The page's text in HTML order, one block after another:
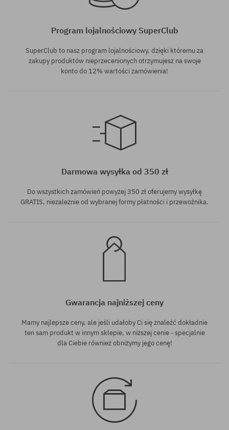
Program lojalnościowy SuperClub
SuperClub to nasz program lojalnościowy, dzięki któremu za
zakupy produktów nieprzecenionych otrzymujesz na swoje
konto do 12% wartości zamówienia!
Darmowa wysyłka od 350 zł
Do wszystkich zamówień powyżej 350 zł oferujemy wysyłkę
GRATIS, niezależnie od wybranej formy płatności i przewoźnika.
Gwarancja najniższej ceny
Mamy najlepsze ceny, ale jeśli udałoby Ci się znaleźć dokładnie
ten sam produkt w innym sklepie, w niższej cenie - specjalnie
dla Ciebie również obniżymy jego cenę!